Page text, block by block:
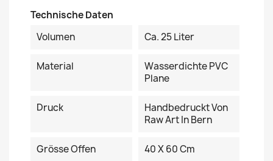
Technische Daten
Volumen
Ca. 25 Liter
Material
Wasserdichte PVC
Plane
Druck
Handbedruckt Von
Raw Art In Bern
Grösse Offen 40 X 60 Cm